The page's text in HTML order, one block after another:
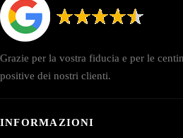
Grazie per la vostra fiducia e per le
positive dei nostri clienti.
INFORMAZIONI